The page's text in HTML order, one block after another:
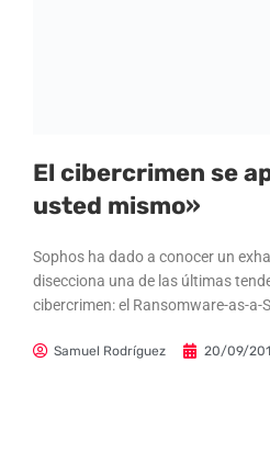
El cibercrimen se
usted mismo»
Sophos ha dado a conocer un
disecciona una de las últimas
cibercrimen: el Ransomware-as-a-
Samuel Rodríguez 20/09/